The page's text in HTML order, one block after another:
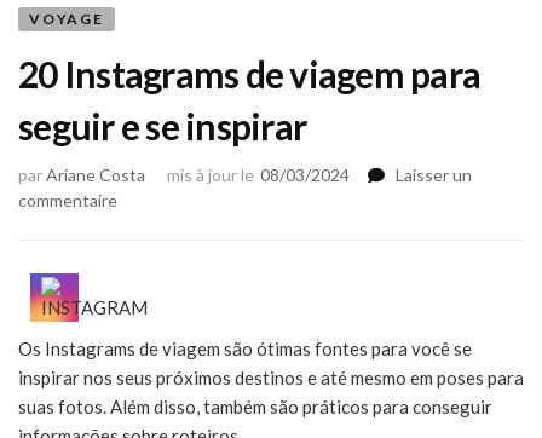
VOYAGE
20 Instagrams de viagem para
seguir e se inspirar
parAriane Costa mis à jour le 08/03/2024
Laisser un
commentairesur
viagem
seguir
e
se
inspirar
Os Instagrams de viagem são ótimas fontes para você se
inspirar nos seus próximos destinos e até mesmo em poses para
suas fotos. Além disso, também são práticos para conseguir